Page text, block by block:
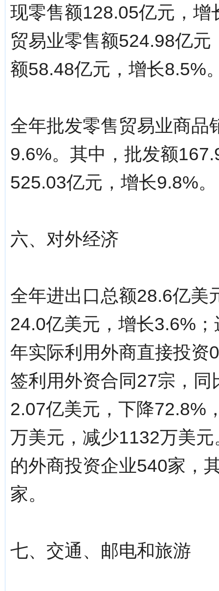
现零售额128.05亿元，
贸易业零售额524.98亿
额58.48亿元，增长8.5%
全年批发零售贸易业商品
9.6%。其中，批发额
525.03亿元，增长9.8%。
六、对外经济
全年进出口总额28.6亿美
24.0亿美元，增长3.6%
年实际利用外商直接投资
签利用外资合同27宗，
2.07亿美元，下降72.8%
万美元，减少1132万美
的外商投资企业540家，
家。
七、交通、邮电和旅游